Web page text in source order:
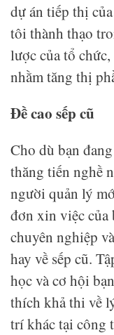
dự án tiếp thị
tôi thành thạo
lược của tổ
nhằm tăng thị
Đề cao sếp cũ
Cho dù bạn
thăng tiến nghề
người quản lý
đơn xin việc của
chuyên nghiệp
hay về sếp cũ.
học và cơ hội
thích khả thi về
trí khác tại công